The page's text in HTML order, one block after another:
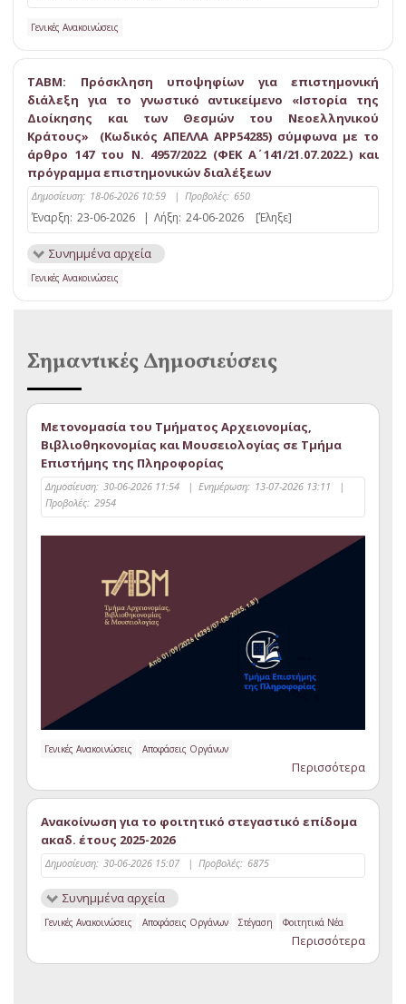
Γενικές Ανακοινώσεις
ΤΑΒΜ: Πρόσκληση υποψηφίων για επιστημονική
διάλεξη για το γνωστικό αντικείμενο «Ιστορία της
Διοίκησης και των Θεσμών του Νεοελληνικού
Κράτους» (Κωδικός ΑΠΕΛΛΑ APP54285) σύμφωνα με το
άρθρο 147 του Ν. 4957/2022 (ΦΕΚ Α΄ 141/21.07.2022.) και
πρόγραμμα επιστημονικών διαλέξεων
Δημοσίευση: 18-06-2026 10:59 | Προβολές: 650
Έναρξη: 23-06-2026 | Λήξη: 24-06-2026 [Έληξε]
Συνημμένα αρχεία
Γενικές Ανακοινώσεις
Σημαντικές Δημοσιεύσεις
Μετονομασία του Τμήματος Αρχειονομίας,
Βιβλιοθηκονομίας και Μουσειολογίας σε Τμήμα
Επιστήμης της Πληροφορίας
Δημοσίευση: 30-06-2026 11:54 | Ενημέρωση: 13-07-2026 13:11
|
Προβολές: 2954
Γενικές Ανακοινώσεις Αποφάσεις Οργάνων
Περισσότερα
Ανακοίνωση για το φοιτητικό στεγαστικό επίδομα
ακαδ. έτους 2025-2026
Δημοσίευση: 30-06-2026 15:07 | Προβολές: 6875
Συνημμένα αρχεία
Γενικές Ανακοινώσεις Αποφάσεις Οργάνων Στέγαση Φοιτητικά Νέα
Περισσότερα